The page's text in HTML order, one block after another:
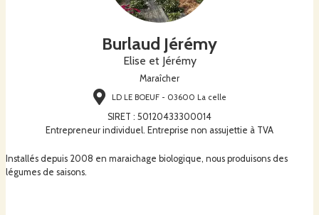
Burlaud Jérémy
Elise et Jérémy
Maraîcher
LD LE BOEUF - 03600 La celle
SIRET : 50120433300014
Entrepreneur individuel. Entreprise non assujettie à TVA
Installés depuis 2008 en maraichage biologique, nous produisons des
légumes de saisons.